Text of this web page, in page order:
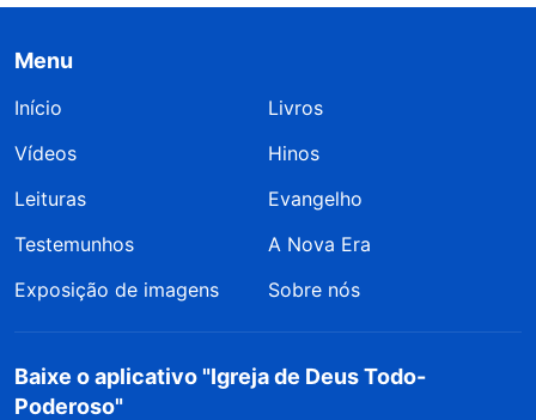
Menu
Início
Livros
Vídeos
Hinos
Leituras
Evangelho
Testemunhos
A Nova Era
Exposição de imagens
Sobre nós
Baixe o aplicativo "Igreja de Deus Todo-
Poderoso"